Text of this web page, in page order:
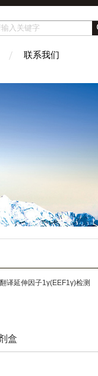
联系我们
译延伸因子1γ(EEF1γ)检测
盒